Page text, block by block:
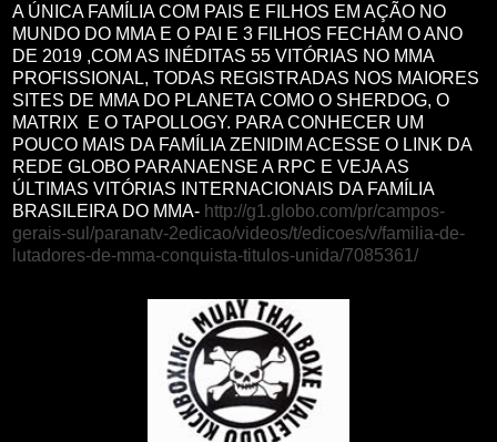
A ÚNICA FAMÍLIA COM PAIS E FILHOS EM AÇÃO NO
MUNDO DO MMA E O PAI E 3 FILHOS FECHAM O ANO
DE 2019 ,COM AS INÉDITAS 55 VITÓRIAS NO MMA
PROFISSIONAL, TODAS REGISTRADAS NOS MAIORES
SITES DE MMA DO PLANETA COMO O SHERDOG, O
MATRIX E O TAPOLLOGY. PARA CONHECER UM
POUCO MAIS DA FAMÍLIA ZENIDIM ACESSE O LINK DA
REDE GLOBO PARANAENSE A RPC E VEJA AS
ÚLTIMAS VITÓRIAS INTERNACIONAIS DA FAMÍLIA
BRASILEIRA DO MMA- http://g1.globo.com/pr/campos-
gerais-sul/paranatv-2edicao/videos/t/edicoes/v/familia-de-
lutadores-de-mma-conquista-titulos-unida/7085361/